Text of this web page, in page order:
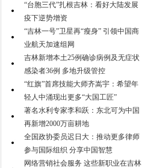
“台胞三代”扎根吉林：看好大陆发展
疫下逆势增资
“吉林一号”卫星再“瘦身” 引领中国商
业航天加速组网
吉林新增本土25例确诊病例及无症状
感染者36例 多地升级管控
“红旗”首席技能大师齐嵩宇：希望年
轻人中涌现出更多“大国工匠”
著名水利专家李和跃：东北可为中国
再新增2000万亩耕地
全国政协委员迟日大：推动更多律师
参与国际组织 分享中国智慧
网络营销社会服务 这些新职业在吉林